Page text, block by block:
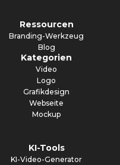
Ressourcen
Branding-Werkzeug
Blog
Kategorien
Video
Logo
Grafikdesign
Webseite
Mockup
KI-Tools
KI-Video-Generator